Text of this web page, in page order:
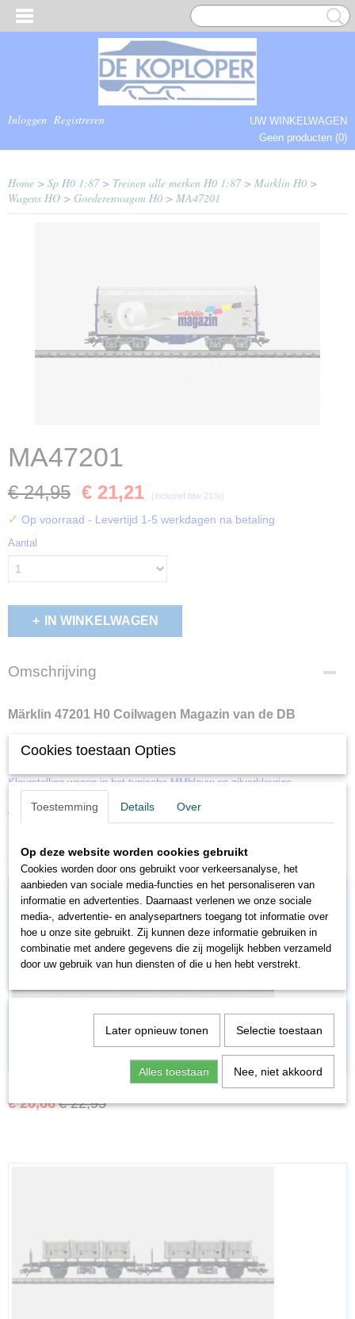
Inloggen Registreren
UW WINKELWAGEN
Geen producten (0)
Home > Sp H0 1:87> Treinen alle merken H0 1:87> Marklin H0 >
Wagens HO > Goederenwagon H0 > MA47201
MA47201
€ 24,95 € 21,21 (inclusief btw 21%)
✓ Op voorraad - Levertijd 1-5 werkdagen na betaling
Aantal
IN WINKELWAGEN
Omschrijving
Märklin 47201 H0 Coilwagen Magazin van de DB
Type Shimms 718.
Kleurstelling wagen in het typische MMblauw en zilverkleurige
schuifhuiven met motief op de zijden, dat de afloop van de rotatiedruk
van de papierrol tot het gevouwen drukresultaat symboliseert. "Märklin
Ook interessant
€ 20,66 € 22,95
Cookies toestaan Opties
Toestemming Details Over
Op deze website worden cookies gebruikt
Cookies worden door ons gebruikt voor verkeersanalyse, het
aanbieden van sociale media-functies en het personaliseren van
informatie en advertenties. Daarnaast verlenen we onze sociale
media-, advertentie- en analysepartners toegang tot informatie over
hoe u onze site gebruikt. Zij kunnen deze informatie gebruiken in
combinatie met andere gegevens die zij mogelijk hebben verzameld
door uw gebruik van hun diensten of die u hen hebt verstrekt.
Later opnieuw tonen Selectie toestaan
Alles toestaan Nee, niet akkoord